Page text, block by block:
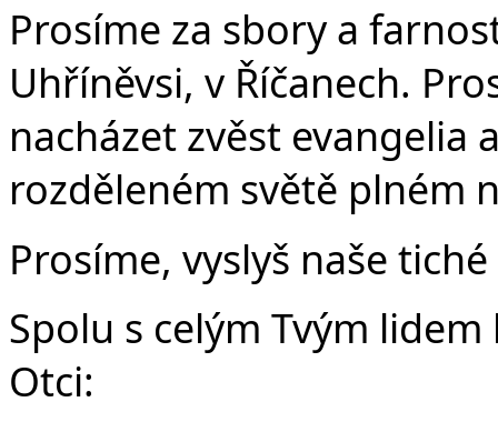
Prosíme za sbory a
Uhříněvsi, v Říčanech.
nacházet zvěst evangelia
rozděleném světě plném
Prosíme, vyslyš naše
Spolu s celým Tvým
Otci: